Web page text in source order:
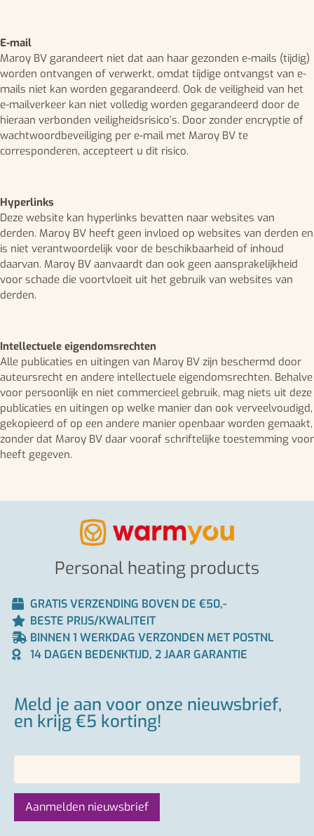
E-mail
Maroy BV garandeert niet dat aan haar gezonden e-mails (tijdig)
worden ontvangen of verwerkt, omdat tijdige ontvangst van e-
mails niet kan worden gegarandeerd. Ook de veiligheid van het
e-mailverkeer kan niet volledig worden gegarandeerd door de
hieraan verbonden veiligheidsrisico’s. Door zonder encryptie of
wachtwoordbeveiliging per e-mail met Maroy BV te
corresponderen, accepteert u dit risico.
Hyperlinks
Deze website kan hyperlinks bevatten naar websites van
derden. Maroy BV heeft geen invloed op websites van derden en
is niet verantwoordelijk voor de beschikbaarheid of inhoud
daarvan. Maroy BV aanvaardt dan ook geen aansprakelijkheid
voor schade die voortvloeit uit het gebruik van websites van
derden.
Intellectuele eigendomsrechten
Alle publicaties en uitingen van Maroy BV zijn beschermd door
auteursrecht en andere intellectuele eigendomsrechten. Behalve
voor persoonlijk en niet commercieel gebruik, mag niets uit deze
publicaties en uitingen op welke manier dan ook verveelvoudigd,
gekopieerd of op een andere manier openbaar worden gemaakt,
zonder dat Maroy BV daar vooraf schriftelijke toestemming voor
heeft gegeven.
Personal heating products
GRATIS VERZENDING BOVEN DE €50,-
BESTE PRIJS/KWALITEIT
BINNEN 1 WERKDAG VERZONDEN MET POSTNL
14 DAGEN BEDENKTIJD, 2 JAAR GARANTIE
Meld je aan voor onze nieuwsbrief,
en krijg €5 korting!